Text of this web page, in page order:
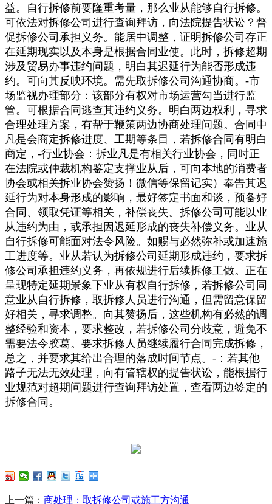
益。自行拆修前要隆重考量，那么业从能够自行拆修。
可依法对拆修公司进行查询拜访，向法院提告状讼？督
促拆修公司承担义务。能居中调整，证明拆修公司存正
在延期现实以及本身是根据合同业使。此时，拆修超期
涉及贸易办事违约问题，明白其迟延行为能否形成违
约。可向其反映环境。需先取拆修公司沟通协商。-市
场监视办理部分：该部分有权对市场运营勾当进行监
管。可根据合同逃查其违约义务。明白两边权利，寻求
合理处理方案，有帮于鞭策两边协商处理问题。合同中
凡是会商定拆修进度、工期等条目，若拆修合同有明白
商定，-行业协会：拆业凡是有相关行业协会，同时正
在法院或仲裁机构鉴定支撑业从后，可向本地的消费者
协会或相关拆业协会赞扬！微信等保留记实）奉告其迟
延行为对本身形成的影响，最好签定书面和谈，预备好
合同、领取凭证等相关，补偿丧失。拆修公司可能以业
从违约为由，或承担因迟延形成的丧失补偿义务。业从
自行拆修可能面对法令风险。如赐与必然弥补或加速施
工进度等。业从若认为拆修公司延期形成违约，要求拆
修公司承担违约义务，再依规进行后续拆修工做。正在
呈现特定延期景象下业从有权自行拆修，若拆修公司同
意业从自行拆修，取拆修人员进行沟通，但需留意保留
好相关，寻求调整。向其赞扬后，这些机构有必然的调
整经验和资本，要求整改，若拆修公司分歧意，避免不
需要法令胶葛。要求拆修人员继续履行合同完成拆修，
总之，并要求其给出合理的落成时间节点。-：若其他
路子无法无效处理，向有管辖权的提告状讼，能根据行
业规范对超期问题进行查询拜访处置，查看两边签定的
拆修合同。
上一篇： 商处理：取拆修公司或施工方沟通